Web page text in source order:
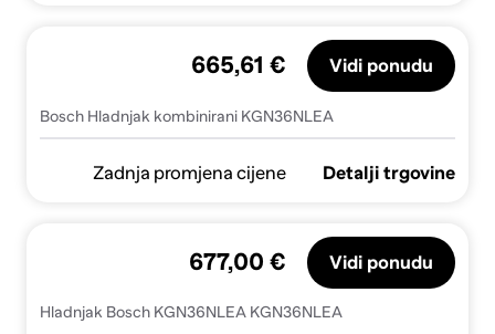
Bosch Hladnjak kombinirani KGN36NLEA
665,61 € Vidi ponudu
Zadnja promjena cijene Detalji trgovine
Hladnjak Bosch KGN36NLEA KGN36NLEA
677,00 € Vidi ponudu